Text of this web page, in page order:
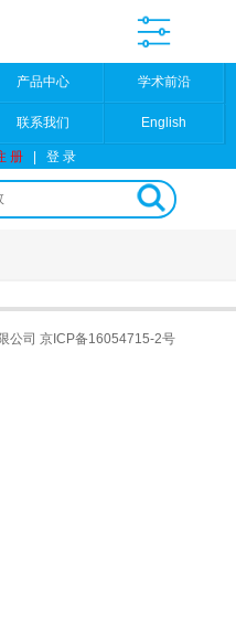
产品中心 学术前沿
联系我们 English
册 |登 录
公司 京ICP备16054715-2号